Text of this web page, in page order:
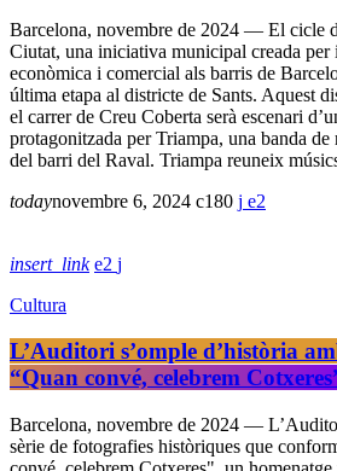
Barcelona, novembre de 2024 — El cicle
Ciutat, una iniciativa municipal creada per
econòmica i comercial als barris de
última etapa al districte de Sants. Aquest
el carrer de Creu Coberta serà escenari
protagonitzada per Triampa, una banda
del barri del Raval. Triampa reuneix
todaynovembre 6, 2024 180 2
insert_link
2
Cultura
L’Auditori s’omple d’història
“Quan convé, celebrem
Barcelona, novembre de 2024 —
sèrie de fotografies històriques que